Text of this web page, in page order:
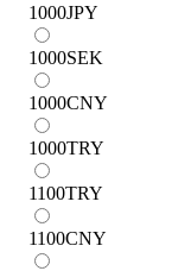
1000JPY
1000SEK
1000CNY
1000TRY
1100TRY
1100CNY